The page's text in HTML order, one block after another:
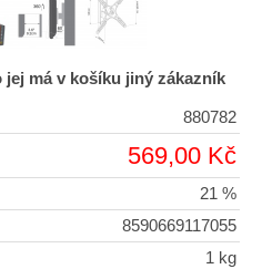
má v košíku jiný zákazník
880782
569,00 Kč
21 %
8590669117055
1 kg